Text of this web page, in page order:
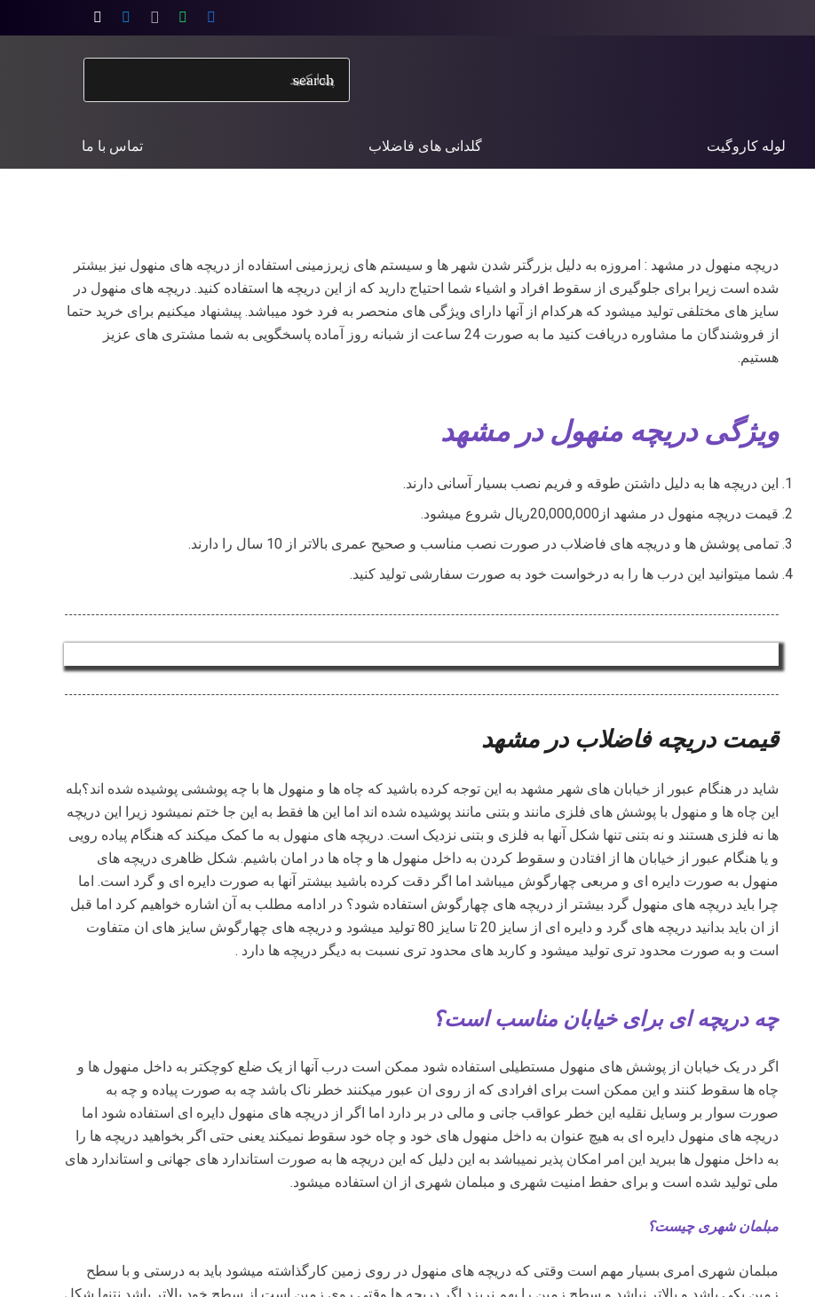
search
لوله کاروگیت گلدانی های فاضلاب تماس با ما
دریچه منهول در مشهد : امروزه به دلیل بزرگتر شدن شهر ها و سیستم های زیرزمینی استفاده از دریچه های منهول نیز بیشتر
شده است زیرا برای جلوگیری از سقوط افراد و اشیاء شما احتیاج دارید که از این دریچه ها استفاده کنید. دریچه های منهول در
سایز های مختلفی تولید میشود که هرکدام از آنها دارای ویژگی های منحصر به فرد خود میباشد. پیشنهاد میکنیم برای خرید حتما
از فروشندگان ما مشاوره دریافت کنید ما به صورت 24 ساعت از شبانه روز آماده پاسخگویی به شما مشتری های عزیز
هستیم.
ویژگی دریچه منهول در مشهد
این دریچه ها به دلیل داشتن طوقه و فریم نصب بسیار آسانی دارند.
قیمت دریچه منهول در مشهد از20,000,000ریال شروع میشود.
تمامی پوشش ها و دریچه های فاضلاب در صورت نصب مناسب و صحیح عمری بالاتر از 10 سال را دارند.
شما میتوانید این درب ها را به درخواست خود به صورت سفارشی تولید کنید.
قیمت دریچه فاضلاب در مشهد
شاید در هنگام عبور از خیابان های شهر مشهد به این توجه کرده باشید که چاه ها و منهول ها با چه پوششی پوشیده شده اند؟بله
این چاه ها و منهول با پوشش های فلزی مانند و بتنی مانند پوشیده شده اند اما این ها فقط به این جا ختم نمیشود زیرا این دریچه
ها نه فلزی هستند و نه بتنی تنها شکل آنها به فلزی و بتنی نزدیک است. دریچه های منهول به ما کمک میکند که هنگام پیاده رویی
و یا هنگام عبور از خیابان ها از افتادن و سقوط کردن به داخل منهول ها و چاه ها در امان باشیم. شکل ظاهری دریچه های
منهول به صورت دایره ای و مربعی چهارگوش میباشد اما اگر دقت کرده باشید بیشتر آنها به صورت دایره ای و گرد است. اما
چرا باید دریچه های منهول گرد بیشتر از دریچه های چهارگوش استفاده شود؟ در ادامه مطلب به آن اشاره خواهیم کرد اما قبل
از ان باید بدانید دریچه های گرد و دایره ای از سایز 20 تا سایز 80 تولید میشود و دریچه های چهارگوش سایز های ان متفاوت
است و به صورت محدود تری تولید میشود و کاربد های محدود تری نسبت به دیگر دریچه ها دارد .
چه دریچه ای برای خیابان مناسب است؟
اگر در یک خیابان از پوشش های منهول مستطیلی استفاده شود ممکن است درب آنها از یک ضلع کوچکتر به داخل منهول ها و
چاه ها سقوط کنند و این ممکن است برای افرادی که از روی ان عبور میکنند خطر ناک باشد چه به صورت پیاده و چه به
صورت سوار بر وسایل نقلیه این خطر عواقب جانی و مالی در بر دارد اما اگر از دریچه های منهول دایره ای استفاده شود اما
دریچه های منهول دایره ای به هیچ عنوان به داخل منهول های خود و چاه خود سقوط نمیکند یعنی حتی اگر بخواهید دریچه ها را
به داخل منهول ها ببرید این امر امکان پذیر نمیباشد به این دلیل که این دریچه ها به صورت استاندارد های جهانی و استاندارد های
ملی تولید شده است و برای حفط امنیت شهری و مبلمان شهری از ان استفاده میشود.
مبلمان شهری چیست؟
مبلمان شهری امری بسیار مهم است وقتی که دریچه های منهول در روی زمین کارگذاشته میشود باید به درستی و با سطح